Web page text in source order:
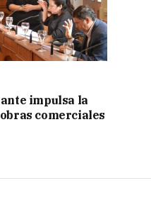
impulsa la
comerciales